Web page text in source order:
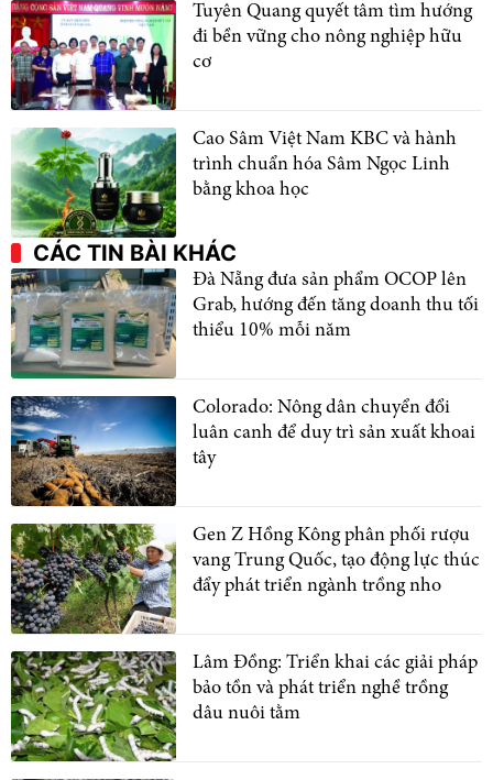
Tuyên Quang quyết tâm tìm hướng
đi bền vững cho nông nghiệp hữu
cơ
Cao Sâm Việt Nam KBC và hành
trình chuẩn hóa Sâm Ngọc Linh
bằng khoa học
CÁC TIN BÀI KHÁC
Đà Nẵng đưa sản phẩm OCOP lên
Grab, hướng đến tăng doanh thu tối
thiểu 10% mỗi năm
Colorado: Nông dân chuyển đổi
luân canh để duy trì sản xuất khoai
tây
Gen Z Hồng Kông phân phối rượu
vang Trung Quốc, tạo động lực thúc
đẩy phát triển ngành trồng nho
Lâm Đồng: Triển khai các giải pháp
bảo tồn và phát triển nghề trồng
dâu nuôi tằm